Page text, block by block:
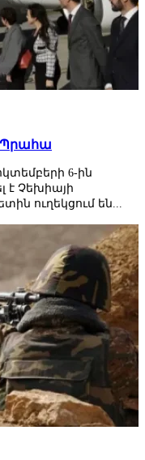
Պրահա
6-ին
է Չեխիայի
ուղեկցում են...